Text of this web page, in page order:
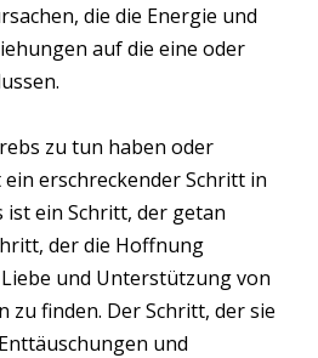
die die Energie und
auf die eine oder
zu tun haben oder
erschreckender Schritt in
ist ein Schritt, der getan
der die Hoffnung
und Unterstützung von
zu finden. Der Schritt, der sie
und